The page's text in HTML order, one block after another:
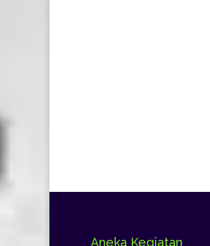
Aneka Kegiatan